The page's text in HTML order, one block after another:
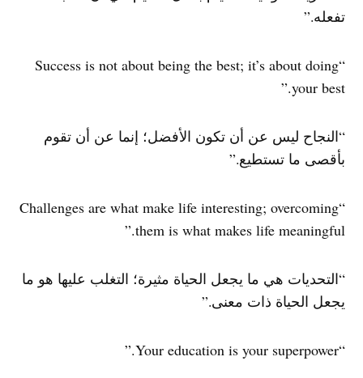
تفعله.”
“Success is not about being the best; it’s about doing
your best.”
“النجاح ليس عن أن تكون الأفضل؛ إنما عن أن تقوم
بأقصى ما تستطيع.”
“Challenges are what make life interesting; overcoming
them is what makes life meaningful.”
“التحديات هي ما يجعل الحياة مثيرة؛ التغلب عليها هو ما
يجعل الحياة ذات معنى.”
“Your education is your superpower.”